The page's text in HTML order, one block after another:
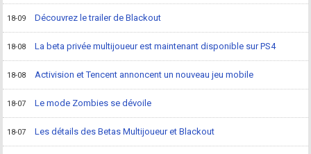
18-09 Découvrez le trailer de Blackout
18-08 La beta privée multijoueur est maintenant disponible sur PS4
18-08 Activision et Tencent annoncent un nouveau jeu mobile
18-07 Le mode Zombies se dévoile
18-07 Les détails des Betas Multijoueur et Blackout